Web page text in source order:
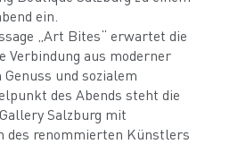
ein.
„Art Bites“ erwartet die
Verbindung aus moderner
und sozialem
des Abends steht die
Salzburg mit
des renommierten Künstlers